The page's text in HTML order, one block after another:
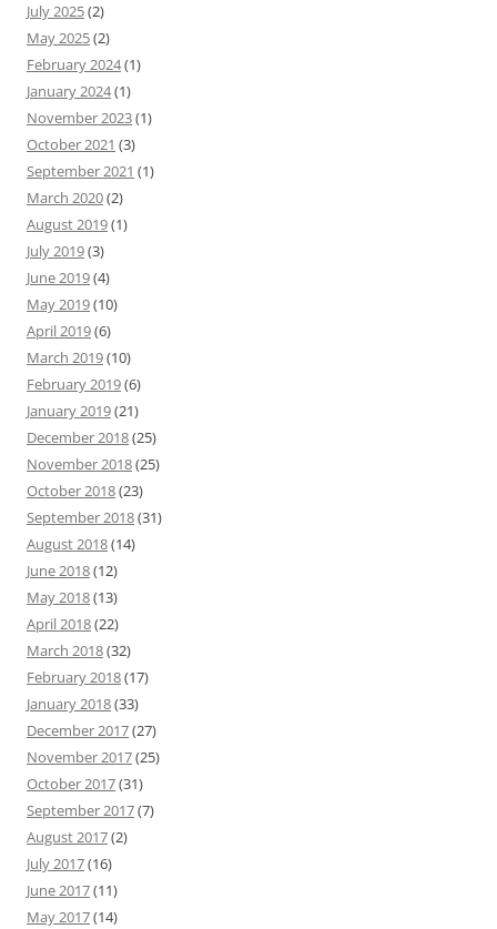
July 2025(2)
May 2025(2)
February 2024(1)
January 2024(1)
November 2023(1)
October 2021 (3)
September 2021 (1)
March 2020(2)
August 2019(1)
July 2019(3)
June 2019(4)
May 2019(10)
April 2019(6)
March 2019(10)
February 2019(6)
January 2019(21)
December 2018(25)
November 2018(25)
October 2018(23)
September 2018(31)
August 2018(14)
June 2018(12)
May 2018(13)
April 2018(22)
March 2018(32)
February 2018(17)
January 2018(33)
December 2017(27)
November 2017(25)
October 2017(31)
September 2017(7)
August 2017(2)
July 2017(16)
June 2017(11)
May 2017(14)